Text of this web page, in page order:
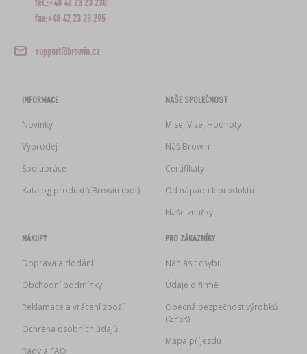
tel.:+48 42 23 23 230
fax:+48 42 23 23 295
support@browin.cz
INFORMACE
Novinky
Výprodej
Spolupráce
Katalog produktů Browin (pdf)
NAŠE SPOLEČNOST
Mise, Vize, Hodnoty
Náš Browin
Certifikáty
Od nápadu k produktu
Naše značky
NÁKUPY
Doprava a dodání
Obchodní podmínky
Reklamace a vrácení zboží
Ochrana osobních údajů
Rady a FAQ
PRO ZÁKAZNÍKY
Nahlásit chybu
Údaje o firmě
Obecná bezpečnost výrobků
(GPSR)
Mapa příjezdu